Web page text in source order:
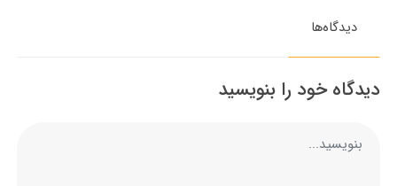
دیدگاه‌ها
دیدگاه خود را بنویسید